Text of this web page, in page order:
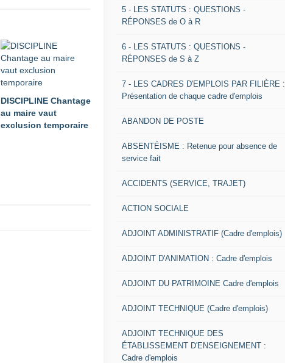
DISCIPLINE Chantage
au maire vaut
exclusion temporaire
5 - LES STATUTS : QUESTIONS -
RÉPONSES de O à R
6 - LES STATUTS : QUESTIONS -
RÉPONSES de S à Z
7 - LES CADRES D'EMPLOIS PAR FILIÈRE :
Présentation de chaque cadre d'emplois
ABANDON DE POSTE
ABSENTÉISME : Retenue pour absence de
service fait
ACCIDENTS (SERVICE, TRAJET)
ACTION SOCIALE
ADJOINT ADMINISTRATIF (Cadre d'emplois)
ADJOINT D'ANIMATION : Cadre d'emplois
ADJOINT DU PATRIMOINE Cadre d'emplois
ADJOINT TECHNIQUE (Cadre d'emplois)
ADJOINT TECHNIQUE DES
ÉTABLISSEMENT D'ENSEIGNEMENT :
Cadre d'emplois